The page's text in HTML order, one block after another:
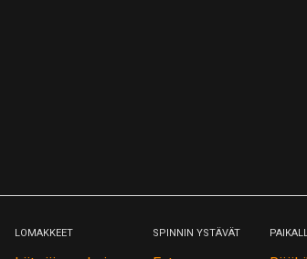
LOMAKKEET SPINNIN YSTÄVÄT